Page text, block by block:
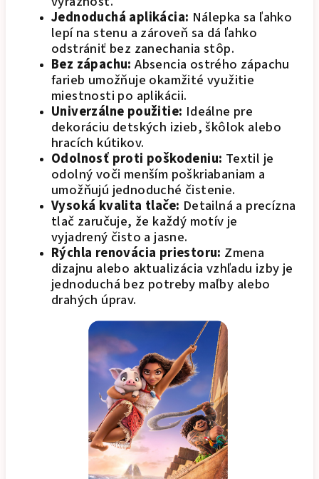
Jednoduchá aplikácia: Nálepka sa ľahko
lepí na stenu a zároveň sa dá ľahko
odstrániť bez zanechania stôp.
Bez zápachu:Absencia ostrého zápachu
farieb umožňuje okamžité využitie
miestnosti po aplikácii.
Univerzálne použitie: Ideálne pre
dekoráciu detských izieb, škôlok alebo
hracích kútikov.
Odolnosť proti poškodeniu: Textil je
odolný voči menším poškriabaniam a
umožňujú jednoduché čistenie.
Vysoká kvalita tlače: Detailná a precízna
tlač zaručuje, že každý motív je
vyjadrený čisto a jasne.
Rýchla renovácia priestoru: Zmena
dizajnu alebo aktualizácia vzhľadu izby je
jednoduchá bez potreby maľby alebo
drahých úprav.